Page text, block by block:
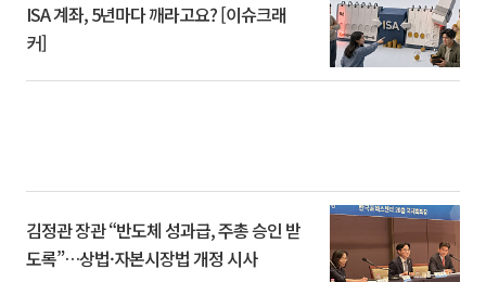
ISA 계좌, 5년마다 깨라고요? [이슈크래
커]
김정관 장관 “반도체 성과급, 주총 승인 받
도록”…상법·자본시장법 개정 시사